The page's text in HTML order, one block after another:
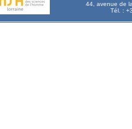
44, avenue de
Tél. :